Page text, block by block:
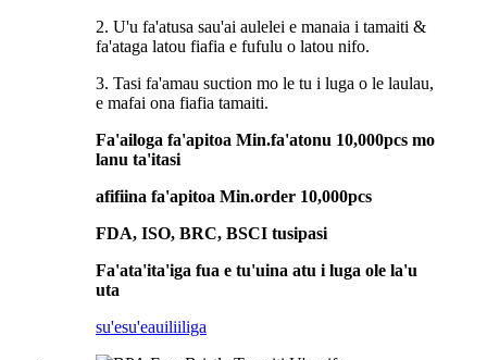
2. U'u fa'atusa sau'ai aulelei e manaia i tamaiti &
fa'ataga latou fiafia e fufulu o latou nifo.
3. Tasi fa'amau suction mo le tu i luga o le laulau,
e mafai ona fiafia tamaiti.
Fa'ailoga fa'apitoa Min.fa'atonu 10,000pcs mo
lanu ta'itasi
afifiina fa'apitoa Min.order 10,000pcs
FDA, ISO, BRC, BSCI tusipasi
Fa'ata'ita'iga fua e tu'uina atu i luga ole la'u
uta
su'esu'eauiliiliga